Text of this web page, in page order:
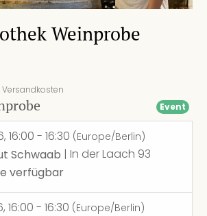
Weinprobe
Versandkosten
Event
16:00 - 16:30 (Europe/Berlin)
Schwaab | In der Laach 93
verfügbar
16:00 - 16:30 (Europe/Berlin)